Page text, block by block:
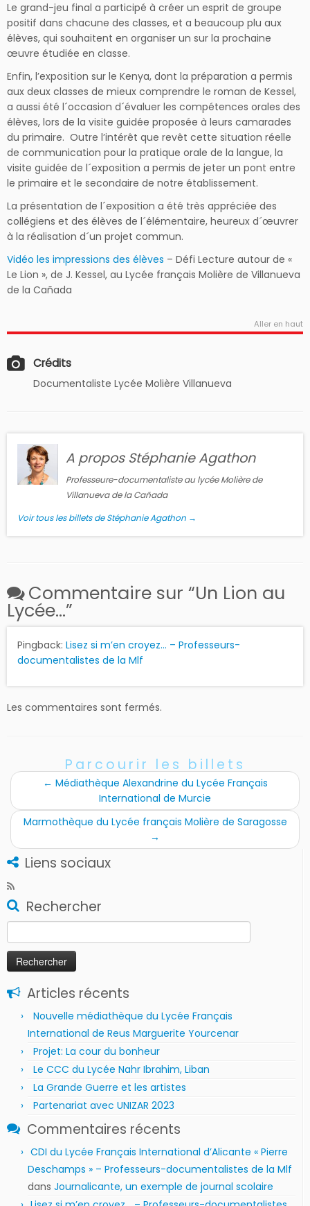
Le grand-jeu final a participé à créer un esprit de groupe
positif dans chacune des classes, et a beaucoup plu aux
élèves, qui souhaitent en organiser un sur la prochaine
œuvre étudiée en classe.
Enfin, l’exposition sur le Kenya, dont la préparation a permis
aux deux classes de mieux comprendre le roman de Kessel,
a aussi été l´occasion d´évaluer les compétences orales des
élèves, lors de la visite guidée proposée à leurs camarades
du primaire. Outre l’intérêt que revêt cette situation réelle
de communication pour la pratique orale de la langue, la
visite guidée de l´exposition a permis de jeter un pont entre
le primaire et le secondaire de notre établissement.
La présentation de l´exposition a été très appréciée des
collégiens et des élèves de l´élémentaire, heureux d´œuvrer
à la réalisation d´un projet commun.
Vidéo les impressions des élèves – Défi Lecture autour de «
Le Lion », de J. Kessel, au Lycée français Molière de Villanueva
de la Cañada
Aller en haut
Crédits
Documentaliste Lycée Molière Villanueva
A propos Stéphanie Agathon
Professeure-documentaliste au lycée Molière de
Villanueva de la Cañada
Voir tous les billets de Stéphanie Agathon →
Commentaire sur “Un Lion au
Lycée…”
Pingback: Lisez si m’en croyez… – Professeurs-
documentalistes de la Mlf
Les commentaires sont fermés.
Parcourir les billets
← Médiathèque Alexandrine du Lycée Français
International de Murcie
Marmothèque du Lycée français Molière de Saragosse
→
Liens sociaux
Rechercher
Rechercher :
Articles récents
Nouvelle médiathèque du Lycée Français
International de Reus Marguerite Yourcenar
Projet: La cour du bonheur
Le CCC du Lycée Nahr Ibrahim, Liban
La Grande Guerre et les artistes
Partenariat avec UNIZAR 2023
Commentaires récents
CDI du Lycée Français International d’Alicante « Pierre
Deschamps » – Professeurs-documentalistes de la Mlf
dans Journalicante, un exemple de journal scolaire